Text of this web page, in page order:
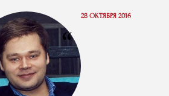
“
28 ОКТЯБРЯ 2016